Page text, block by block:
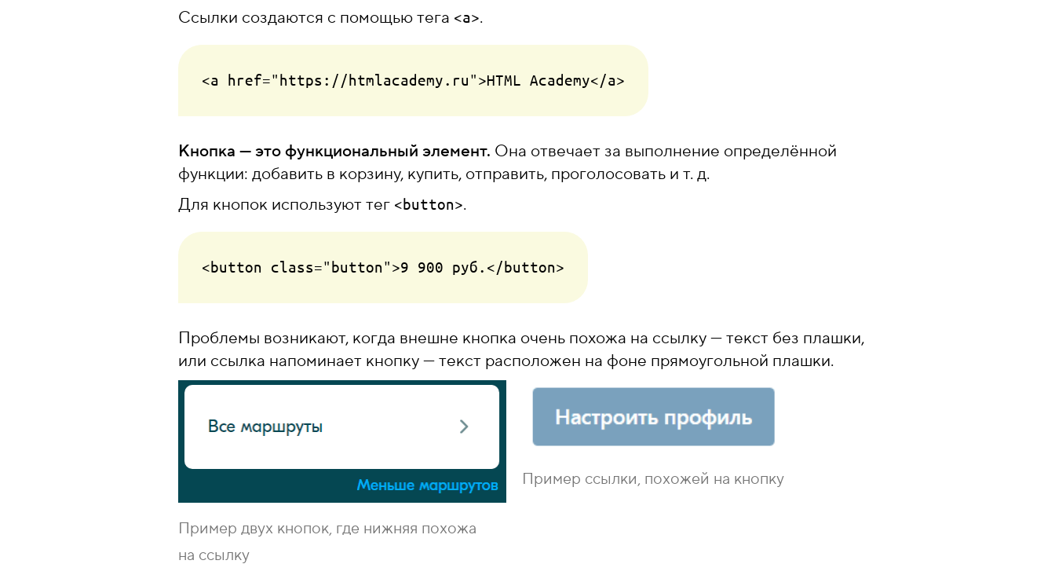
Ссылки создаются с помощью тега <a>.
Кнопка — это функциональный элемент. Она отвечает за выполнение определённой
функции: добавить в корзину, купить, отправить, проголосовать и т. д.
Для кнопок используют тег <button>.
Проблемы возникают, когда внешне кнопка очень похожа на ссылку — текст без плашки,
или ссылка напоминает кнопку — текст расположен на фоне прямоугольной плашки.
Пример двух кнопок, где нижняя похожа
на ссылку
Пример ссылки, похожей на кнопку